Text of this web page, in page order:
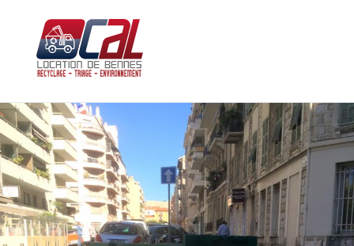
contenu